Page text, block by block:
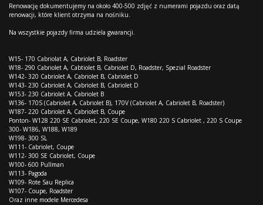
Renowację dokumentujemy na około 400-500 zdjęć z numerami pojazdu oraz datą
renowacji, które klient otrzyma na nośniku.
Na wszystkie pojazdy firma udziela gwarancji.
W15- 170 Cabriolat A, Cabriolet B, Roadster
W18- 290 Cabriolet A, Cabtiolet B, Cabriolet D, Roadster, Spezial Roadster
W142- 320 Cabriolet A, Cabriolet B, Cabriolet D
W143- 230 Cabriolet A, Cabriolet B, Cabriolet D
W153- 230 Cabriolet A, Cabriolet B
W136- 170S (Cabriolet A, Cabriolet B), 170V (Cabriolet A, Cabriolet B, Roadster)
W187- 220 Cabriolet A, Cabriolet B, Coupe
Ponton- W128 220 SE Cabriolet, 220 SE Coupe, W180 220 S Cabriolet , 220 S Coupe
300- W186, W188, W189
W198- 300 SL
W111- Cabriolet, Coupe
W112- 300 SE Cabriolet, Coupe
W100- 600 Pullman
W113- Pagoda
W109- Rote Sau Replica
W107- Coupe, Roadster
Oraz inne modele Mercedesa